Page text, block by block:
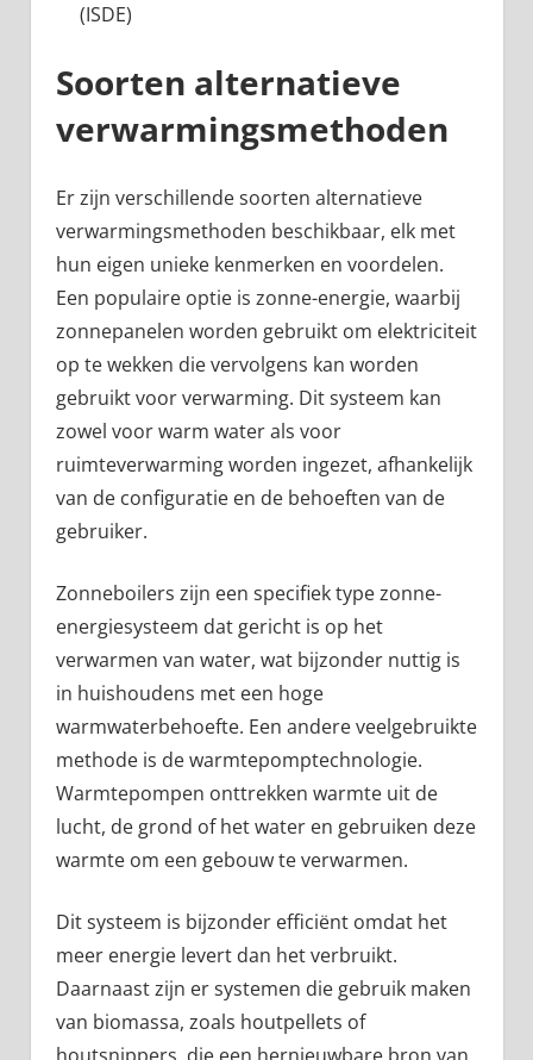
(ISDE)
Soorten alternatieve
verwarmingsmethoden
Er zijn verschillende soorten alternatieve
verwarmingsmethoden beschikbaar, elk met
hun eigen unieke kenmerken en voordelen.
Een populaire optie is zonne-energie, waarbij
zonnepanelen worden gebruikt om elektriciteit
op te wekken die vervolgens kan worden
gebruikt voor verwarming. Dit systeem kan
zowel voor warm water als voor
ruimteverwarming worden ingezet, afhankelijk
van de configuratie en de behoeften van de
gebruiker.
Zonneboilers zijn een specifiek type zonne-
energiesysteem dat gericht is op het
verwarmen van water, wat bijzonder nuttig is
in huishoudens met een hoge
warmwaterbehoefte. Een andere veelgebruikte
methode is de warmtepomptechnologie.
Warmtepompen onttrekken warmte uit de
lucht, de grond of het water en gebruiken deze
warmte om een gebouw te verwarmen.
Dit systeem is bijzonder efficiënt omdat het
meer energie levert dan het verbruikt.
Daarnaast zijn er systemen die gebruik maken
van biomassa, zoals houtpellets of